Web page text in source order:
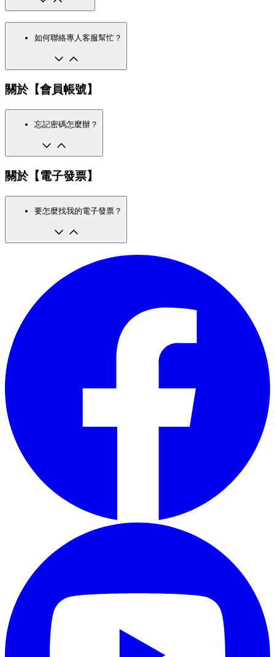
如何聯絡專人客服幫忙？
關於【會員帳號】
忘記密碼怎麼辦？
關於【電子發票】
要怎麼找我的電子發票？